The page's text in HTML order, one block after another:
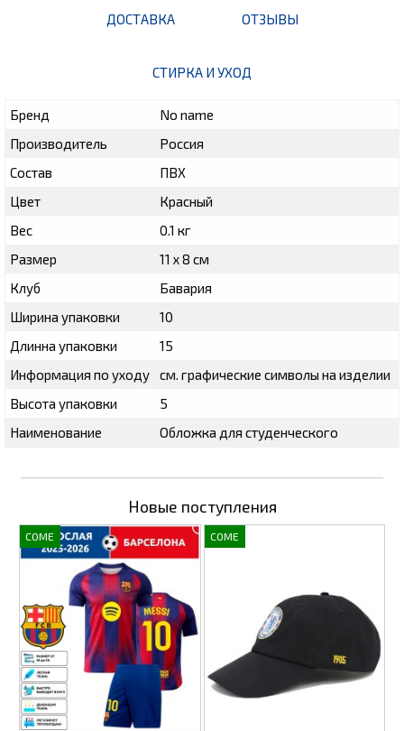
ДОСТАВКА ОТЗЫВЫ
СТИРКА И УХОД
Бренд
No name
Производитель
Россия
Состав
ПВХ
Цвет
Красный
Вес
0.1 кг
Размер
11 х 8 см
Клуб
Бавария
Ширина упаковки
10
Длинна упаковки
15
Информация по уходу
см. графические символы на изделии
Высота упаковки
5
Наименование
Обложка для студенческого
Новые поступления
COME COME